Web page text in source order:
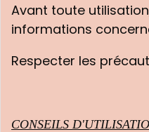
Avant toute
informations
Respecter les
CONSEILS